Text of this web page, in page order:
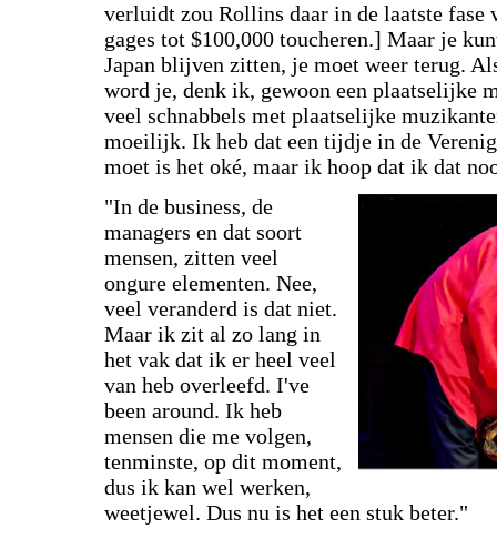
verluidt zou Rollins daar in de laatste fase
gages tot $100,000 toucheren.] Maar je
Japan blijven zitten, je moet weer terug.
word je, denk ik, gewoon een plaatselijke
veel schnabbels met plaatselijke
moeilijk. Ik heb dat een tijdje in de
moet is het oké, maar ik hoop dat ik dat
"In de business, de
managers en dat soort
mensen, zitten veel
ongure elementen. Nee,
veel veranderd is dat niet.
Maar ik zit al zo lang in
het vak dat ik er heel veel
van heb overleefd. I've
been around. Ik heb
mensen die me volgen,
tenminste, op dit moment,
dus ik kan wel werken,
weetjewel. Dus nu is het een stuk beter."